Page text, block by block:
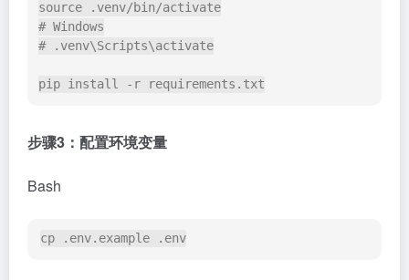
source .venv/bin/activate
# Windows
# .venv\Scripts\activate
pip install -r requirements.txt
步骤3：配置环境变量
Bash
cp .env.example .env